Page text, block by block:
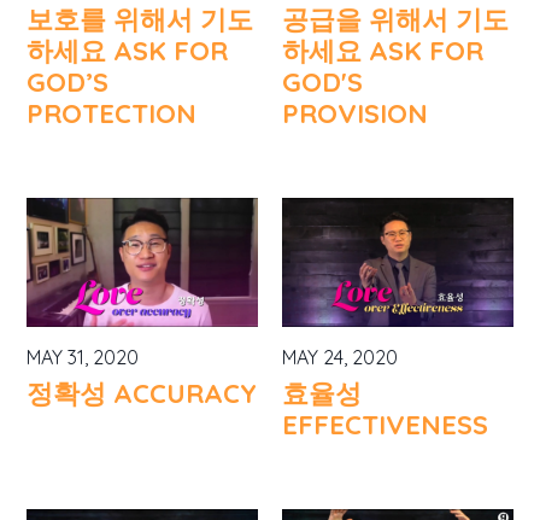
보호를 위해서 기도
하세요 ASK FOR
GOD’S
PROTECTION
공급을 위해서 기도
하세요 ASK FOR
GOD'S
PROVISION
MAY 31, 2020
정확성 ACCURACY
MAY 24, 2020
효율성
EFFECTIVENESS